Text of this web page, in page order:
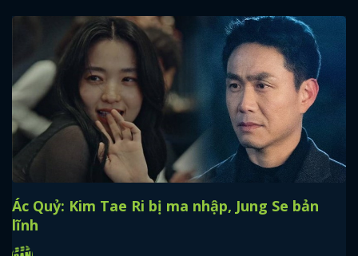
Ác Quỷ: Kim Tae Ri bị ma nhập, Jung Se bản
lĩnh